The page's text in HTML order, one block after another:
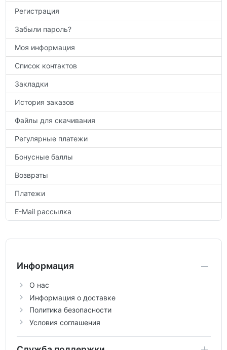
Регистрация
Забыли пароль?
Моя информация
Список контактов
Закладки
История заказов
Файлы для скачивания
Регулярные платежи
Бонусные баллы
Возвраты
Платежи
E-Mail рассылка
Информация
О нас
Информация о доставке
Политика безопасности
Условия соглашения